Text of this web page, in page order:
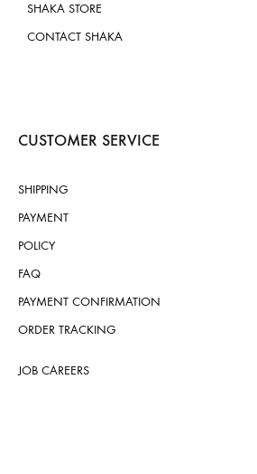
SHAKA STORE
CONTACT SHAKA
CUSTOMER SERVICE
SHIPPING
PAYMENT
POLICY
FAQ
PAYMENT CONFIRMATION
ORDER TRACKING
JOB CAREERS